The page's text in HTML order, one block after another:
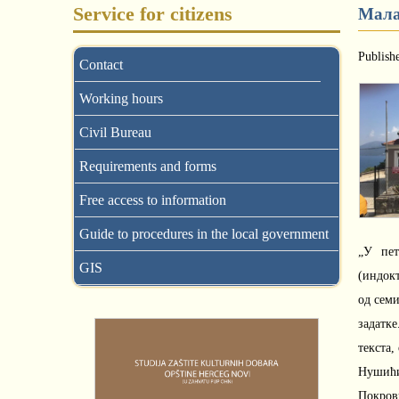
Service for citizens
Contact
Working hours
Civil Bureau
Requirements and forms
Free access to information
Guide to procedures in the local government
GIS
Мала
„У
од